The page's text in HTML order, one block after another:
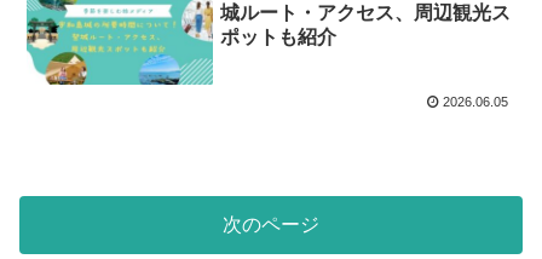
城ルート・アクセス、周辺観光ス
ポットも紹介
2026.06.05
次のページ